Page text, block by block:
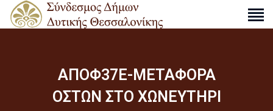
ΑΠΟΦ37Ε-ΜΕΤΑΦΟΡΑ
ΟΣΤΩΝ ΣΤΟ ΧΩΝΕΥΤΗΡΙ
ΔΡΑΣΤΗΡΙΌΤΗΤΕΣ